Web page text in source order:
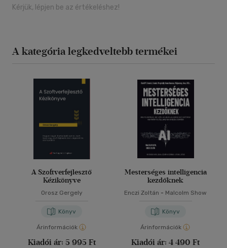
Kérjük, lépjen be az értékeléshez!
A kategória legkedveltebb termékei
A Szoftverfejlesztő
Kézikönyve
Orosz Gergely
Könyv
Árinformációk
Kiadói ár: 5 995 Ft
Mesterséges intelligencia
kezdőknek
Enczi Zoltán - Malcolm Show
Könyv
Árinformációk
Kiadói ár: 4 490 Ft